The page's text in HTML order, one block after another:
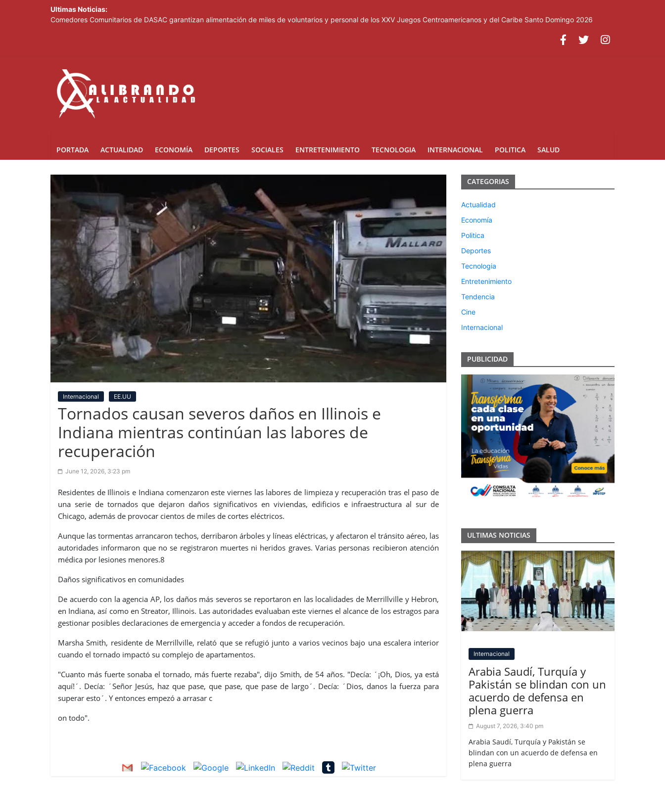
Ultimas Noticias:
Comedores Comunitarios de DASAC garantizan alimentación de miles de voluntarios y personal de los XXV Juegos Centroamericanos y del Caribe Santo Domingo 2026
PORTADA ACTUALIDAD ECONOMÍA DEPORTES SOCIALES ENTRETENIMIENTO TECNOLOGIA INTERNACIONAL POLITICA SALUD
Internacional EE.UU
Tornados causan severos daños en Illinois e
Indiana mientras continúan las labores de
recuperación
June 12, 2026, 3:23 pm
Residentes de Illinois e Indiana comenzaron este viernes las labores de limpieza y recuperación tras el paso de
una serie de tornados que dejaron daños significativos en viviendas, edificios e infraestructura al sur de
Chicago, además de provocar cientos de miles de cortes eléctricos.
Aunque las tormentas arrancaron techos, derribaron árboles y líneas eléctricas, y afectaron el tránsito aéreo, las
autoridades informaron que no se registraron muertes ni heridos graves. Varias personas recibieron atención
médica por lesiones menores.8
Daños significativos en comunidades
De acuerdo con la agencia AP, los daños más severos se reportaron en las localidades de Merrillville y Hebron,
en Indiana, así como en Streator, Illinois. Las autoridades evaluaban este viernes el alcance de los estragos para
gestionar posibles declaraciones de emergencia y acceder a fondos de recuperación.
Marsha Smith, residente de Merrillville, relató que se refugió junto a varios vecinos bajo una escalera interior
cuando el tornado impactó su complejo de apartamentos.
"Cuanto más fuerte sonaba el tornado, más fuerte rezaba", dijo Smith, de 54 años. "Decía: ´¡Oh, Dios, ya está
aquí!´. Decía: ´Señor Jesús, haz que pase, que pase, que pase de largo´. Decía: ´Dios, danos la fuerza para
superar esto´. Y entonces empezó a arrasar c
on todo".
CATEGORIAS
Actualidad
Economía
Politica
Deportes
Tecnologia
Entretenimiento
Tendencia
Cine
Internacional
PUBLICIDAD
ULTIMAS NOTICIAS
Internacional
Arabia Saudí, Turquía y
Pakistán se blindan con un
acuerdo de defensa en
plena guerra
August 7, 2026, 3:40 pm
Arabia Saudí, Turquía y Pakistán se
blindan con un acuerdo de defensa en
plena guerra